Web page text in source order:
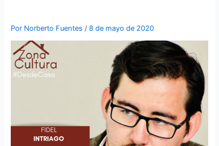
Por Norberto Fuentes / 8 de mayo de 2020